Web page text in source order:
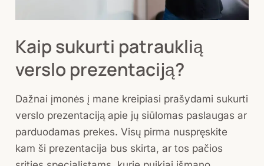
Kaip sukurti patrauklią
verslo prezentaciją?
Dažnai įmonės į mane kreipiasi prašydami sukurti
verslo prezentaciją apie jų siūlomas paslaugas ar
parduodamas prekes. Visų pirma nuspręskite
kam ši prezentacija bus skirta, ar tos pačios